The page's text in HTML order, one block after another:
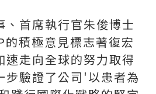
、首席執行官朱俊博士
積極意見標志著復宏
速走向全球的努力取得
步驗證了公司'以患者為